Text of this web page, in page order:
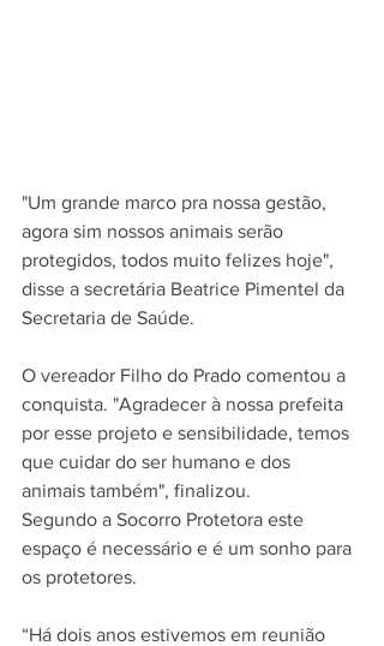
"Um grande marco pra nossa gestão,
agora sim nossos animais serão
protegidos, todos muito felizes hoje",
disse a secretária Beatrice Pimentel da
Secretaria de Saúde.
O vereador Filho do Prado comentou a
conquista. "Agradecer à nossa prefeita
por esse projeto e sensibilidade, temos
que cuidar do ser humano e dos
animais também", finalizou.
Segundo a Socorro Protetora este
espaço é necessário e é um sonho para
os protetores.
“Há dois anos estivemos em reunião